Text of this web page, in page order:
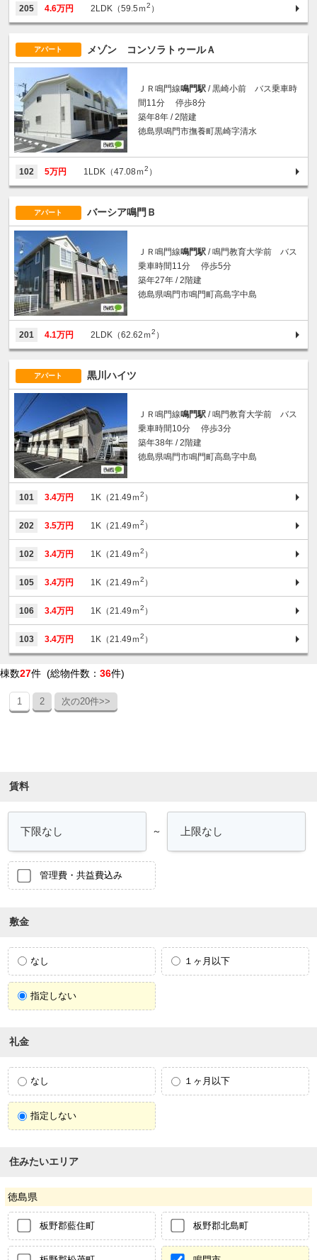
205 4.6万円 2LDK（59.5ｍ2 ）
アパート メゾン コンソラトゥールＡ
ＪＲ鳴門線鳴門駅 / 黒崎小前 バス乗車時
間11分 停歩8分
築年8年 / 2階建
徳島県鳴門市撫養町黒崎字清水
102 5万円 1LDK（47.08ｍ2 ）
アパート バーシア鳴門Ｂ
ＪＲ鳴門線鳴門駅 / 鳴門教育大学前 バス
乗車時間11分 停歩5分
築年27年 / 2階建
徳島県鳴門市鳴門町高島字中島
201 4.1万円 2LDK（62.62ｍ2 ）
アパート 黒川ハイツ
ＪＲ鳴門線鳴門駅 / 鳴門教育大学前 バス
乗車時間10分 停歩3分
築年38年 / 2階建
徳島県鳴門市鳴門町高島字中島
101 3.4万円 1K（21.49ｍ2 ）
202 3.5万円 1K（21.49ｍ2 ）
102 3.4万円 1K（21.49ｍ2 ）
105 3.4万円 1K（21.49ｍ2 ）
106 3.4万円 1K（21.49ｍ2 ）
103 3.4万円 1K（21.49ｍ2 ）
棟数27件 (総物件数： 36件)
1 2 次の20件>>
賃料
～
管理費・共益費込み
敷金
なし １ヶ月以下
指定しない
礼金
なし １ヶ月以下
指定しない
住みたいエリア
徳島県
板野郡藍住町 板野郡北島町